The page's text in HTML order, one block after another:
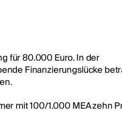
für 80.000 Euro. In der
Finanzierungslücke
mit 100/1.000 MEA zehn